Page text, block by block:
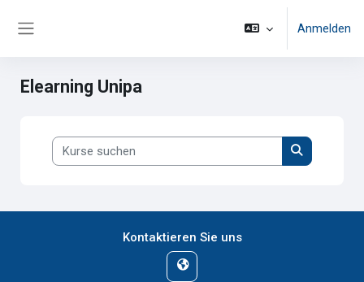
Anmelden
Elearning Unipa
Kurse suchen
Kurse
Kontaktieren Sie uns